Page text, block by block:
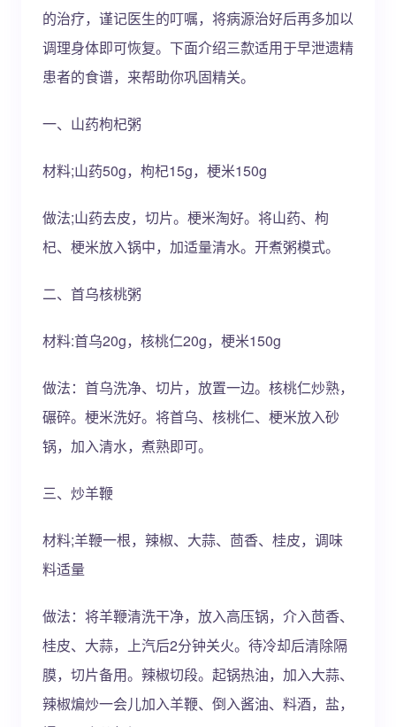
的治疗，谨记医生的叮嘱，将病源治好后再多加以
调理身体即可恢复。下面介绍三歀适用于早泄遗精
患者的食谱，来帮助你巩固精关。
一、山药枸杞粥
材料;山药50g，枸杞15g，梗米150g
做法;山药去皮，切片。梗米淘好。将山药、枸
杞、梗米放入锅中，加适量清水。开煮粥模式。
二、首乌核桃粥
材料:首乌20g，核桃仁20g，梗米150g
做法：首乌洗净、切片，放置一边。核桃仁炒熟，
碾碎。梗米洗好。将首乌、核桃仁、梗米放入砂
锅，加入清水，煮熟即可。
三、炒羊鞭
材料;羊鞭一根，辣椒、大蒜、茴香、桂皮，调味
料适量
做法：将羊鞭清洗干净，放入高压锅，介入茴香、
桂皮、大蒜，上汽后2分钟关火。待冷却后清除隔
膜，切片备用。辣椒切段。起锅热油，加入大蒜、
辣椒煸炒一会儿加入羊鞭、倒入酱油、料酒，盐，